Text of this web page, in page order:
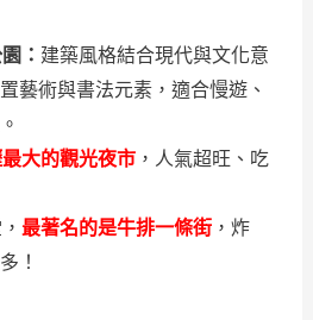
： 建築風格結合現代與文化意
藝術與書法元素，適合慢遊、
大的觀光夜市，人氣超旺、吃
最著名的是牛排一條街，炸
！